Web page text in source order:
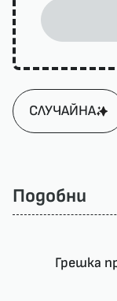
СЛУЧАЙНА
Подобни
Грешка